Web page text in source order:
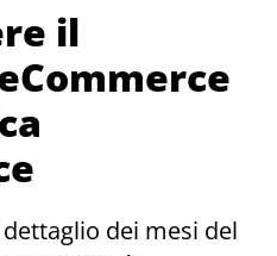
il
dei mesi del